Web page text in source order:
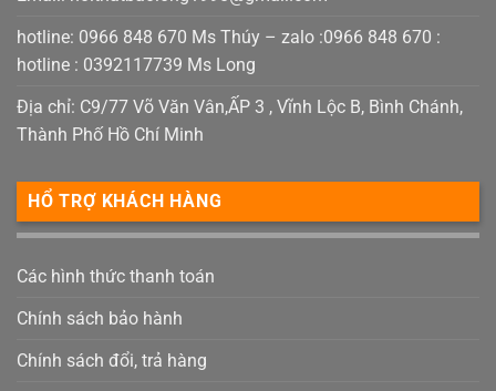
hotline: 0966 848 670 Ms Thúy – zalo :0966 848 670 :
hotline : 0392117739 Ms Long
Địa chỉ: C9/77 Võ Văn Vân,ẤP 3 , Vĩnh Lộc B, Bình Chánh,
Thành Phố Hồ Chí Minh
HỔ TRỢ KHÁCH HÀNG
Các hình thức thanh toán
Chính sách bảo hành
Chính sách đổi, trả hàng